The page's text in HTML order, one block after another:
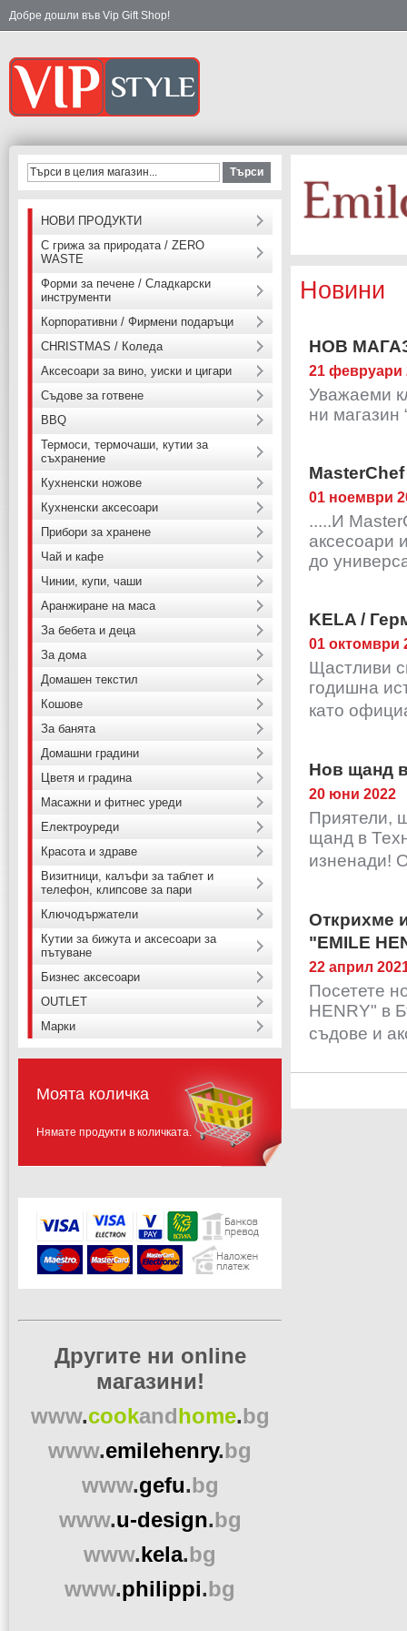
Добре дошли във Vip Gift Shop!
Новини
НОВ
21 февруари
Уважаеми
ни магазин
MasterChef
01 ноември
.....И
аксесоари
до
KELA /
01 октомври
Щастливи
годишна
като
Нов щанд
20 юни 2022
Приятели,
щанд в
изненади!
Открихме
"EMILE
22 април
Посетете
HENRY" в
съдове и
Търси
НОВИ ПРОДУКТИ
С грижа за природата / ZERO
WASTE
Форми за печене / Сладкарски
инструменти
Корпоративни / Фирмени подаръци
CHRISTMAS / Коледа
Аксесоари за вино, уиски и цигари
Съдове за готвене
BBQ
Термоси, термочаши, кутии за
съхранение
Кухненски ножове
Кухненски аксесоари
Прибори за хранене
Чай и кафе
Чинии, купи, чаши
Аранжиране на маса
За бебета и деца
За дома
Домашен текстил
Кошове
За банята
Домашни градини
Цветя и градина
Масажни и фитнес уреди
Електроуреди
Красота и здраве
Визитници, калъфи за таблет и
телефон, клипсове за пари
Ключодържатели
Кутии за бижута и аксесоари за
пътуване
Бизнес аксесоари
OUTLET
Марки
Моята количка
Нямате продукти в количката.
Другите ни online
магазини!
www.cookandhome.bg
www.emilehenry.bg
www.gefu.bg
www.u-design.bg
www.kela.bg
www.philippi.bg